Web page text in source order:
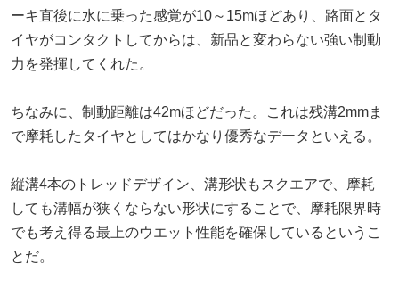
ーキ直後に水に乗った感覚が10～15mほどあり、路面とタ
イヤがコンタクトしてからは、新品と変わらない強い制動
力を発揮してくれた。
ちなみに、制動距離は42mほどだった。これは残溝2mmま
で摩耗したタイヤとしてはかなり優秀なデータといえる。
縦溝4本のトレッドデザイン、溝形状もスクエアで、摩耗
しても溝幅が狭くならない形状にすることで、摩耗限界時
でも考え得る最上のウエット性能を確保しているというこ
とだ。